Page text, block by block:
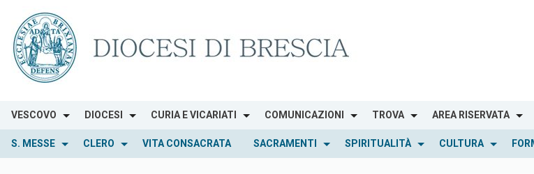
content
VESCOVO DIOCESI CURIA E VICARIATI COMUNICAZIONI TROVA AREA RISERVATA
S. MESSE CLERO VITA CONSACRATA SACRAMENTI SPIRITUALITÀ CULTURA